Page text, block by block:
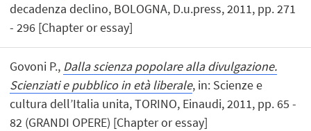
decadenza declino, BOLOGNA, D.u.press, 2011, pp. 271
- 296 [Chapter or essay]
Govoni P., Dalla scienza popolare alla divulgazione.
Scienziati e pubblico in età liberale, in: Scienze e
cultura dell’Italia unita, TORINO, Einaudi, 2011, pp. 65 -
82 (GRANDI OPERE) [Chapter or essay]